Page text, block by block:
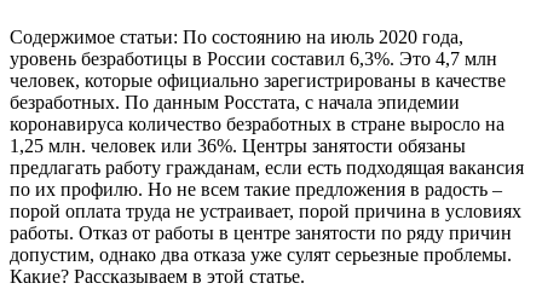
Содержимое статьи: По состоянию на июль 2020 года,
уровень безработицы в России составил 6,3%. Это 4,7 млн
человек, которые официально зарегистрированы в качестве
безработных. По данным Росстата, с начала эпидемии
коронавируса количество безработных в стране выросло на
1,25 млн. человек или 36%. Центры занятости обязаны
предлагать работу гражданам, если есть подходящая вакансия
по их профилю. Но не всем такие предложения в радость –
порой оплата труда не устраивает, порой причина в условиях
работы. Отказ от работы в центре занятости по ряду причин
допустим, однако два отказа уже сулят серьезные проблемы.
Какие? Рассказываем в этой статье.